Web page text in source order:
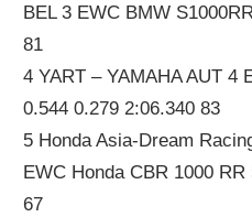
BEL 3 EWC BMW
81
4 YART – YAMAHA AUT 4
0.544 0.279 2:06.340 83
5 Honda Asia-Dream
EWC Honda CBR 1000
67